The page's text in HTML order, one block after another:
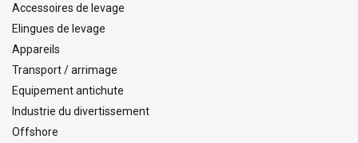
Accessoires de levage
Elingues de levage
Appareils
Transport / arrimage
Equipement antichute
Industrie du divertissement
Offshore